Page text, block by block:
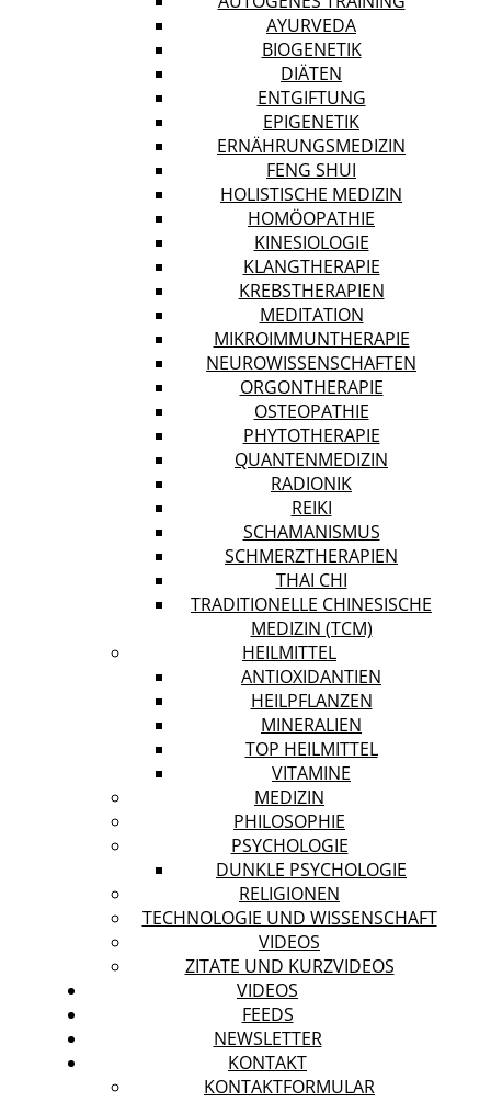
AYURVEDA
BIOGENETIK
DIÄTEN
ENTGIFTUNG
EPIGENETIK
ERNÄHRUNGSMEDIZIN
FENG SHUI
HOLISTISCHE MEDIZIN
HOMÖOPATHIE
KINESIOLOGIE
KLANGTHERAPIE
KREBSTHERAPIEN
MEDITATION
MIKROIMMUNTHERAPIE
NEUROWISSENSCHAFTEN
ORGONTHERAPIE
OSTEOPATHIE
PHYTOTHERAPIE
QUANTENMEDIZIN
RADIONIK
REIKI
SCHAMANISMUS
SCHMERZTHERAPIEN
THAI CHI
TRADITIONELLE CHINESISCHE
MEDIZIN (TCM)
HEILMITTEL
ANTIOXIDANTIEN
HEILPFLANZEN
MINERALIEN
TOP HEILMITTEL
VITAMINE
MEDIZIN
PHILOSOPHIE
PSYCHOLOGIE
DUNKLE PSYCHOLOGIE
RELIGIONEN
TECHNOLOGIE UND WISSENSCHAFT
VIDEOS
ZITATE UND KURZVIDEOS
VIDEOS
FEEDS
NEWSLETTER
KONTAKT
KONTAKTFORMULAR